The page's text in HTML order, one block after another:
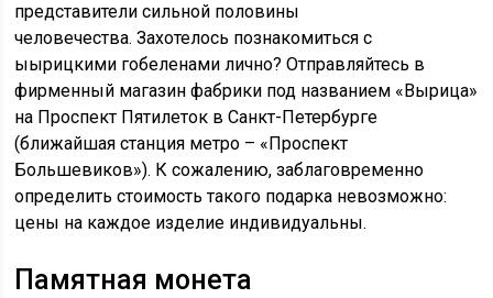
представители сильной половины
человечества. Захотелось познакомиться с
ыырицкими гобеленами лично? Отправляйтесь в
фирменный магазин фабрики под названием «Вырица»
на Проспект Пятилеток в Санкт-Петербурге
(ближайшая станция метро – «Проспект
Большевиков»). К сожалению, заблаговременно
определить стоимость такого подарка невозможно:
цены на каждое изделие индивидуальны.
Памятная монета